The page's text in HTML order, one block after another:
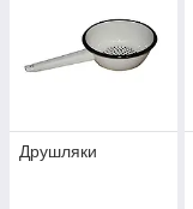
Друшляки